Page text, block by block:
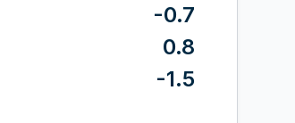
-0.7
0.8
-1.5